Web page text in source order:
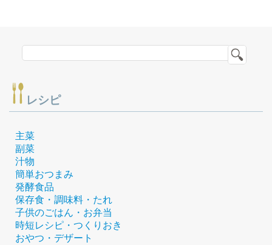
レシピ
主菜
副菜
汁物
簡単おつまみ
発酵食品
保存食・調味料・たれ
子供のごはん・お弁当
時短レシピ・つくりおき
おやつ・デザート